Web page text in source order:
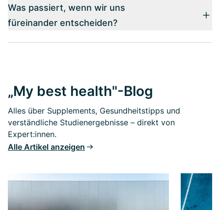
Was passiert, wenn wir uns
füreinander entscheiden?
„My best health"-Blog
Alles über Supplements, Gesundheitstipps und
verständliche Studienergebnisse – direkt von
Expert:innen.
Alle Artikel anzeigen